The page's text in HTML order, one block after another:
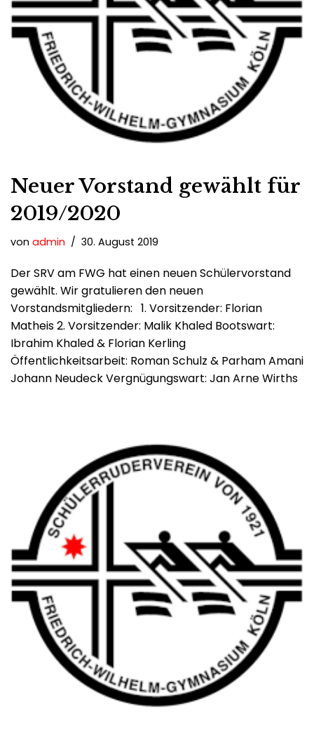
Neuer Vorstand gewählt für
2019/2020
von admin 30. August 2019
Der SRV am FWG hat einen neuen Schülervorstand
gewählt. Wir gratulieren den neuen
Vorstandsmitgliedern: 1. Vorsitzender: Florian
Matheis 2. Vorsitzender: Malik Khaled Bootswart:
Ibrahim Khaled & Florian Kerling
Öffentlichkeitsarbeit: Roman Schulz & Parham Amani
Johann Neudeck Vergnügungswart: Jan Arne Wirths